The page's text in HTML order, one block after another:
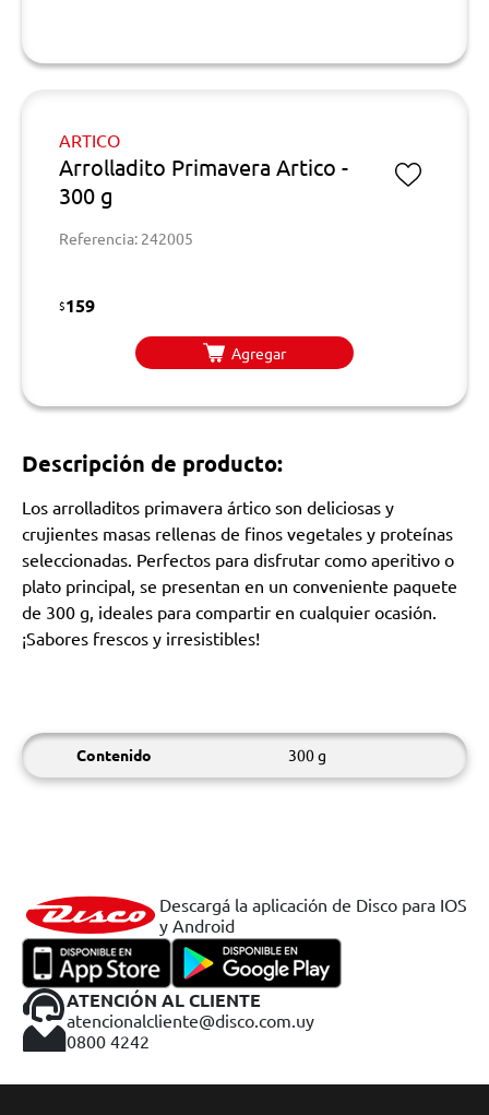
ARTICO
Arrolladito Primavera Artico -
300 g
Referencia: 242005
$159
Agregar
Descripción de producto:
Los arrolladitos primavera ártico son deliciosas y
crujientes masas rellenas de finos vegetales y proteínas
seleccionadas. Perfectos para disfrutar como aperitivo o
plato principal, se presentan en un conveniente paquete
de 300 g, ideales para compartir en cualquier ocasión.
¡Sabores frescos y irresistibles!
Contenido 300 g
Descargá la aplicación de Disco para IOS
y Android
ATENCIÓN AL CLIENTE
atencionalcliente@disco.com.uy
0800 4242